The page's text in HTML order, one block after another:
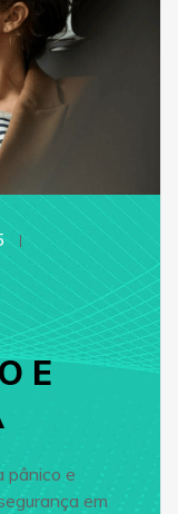
E
pânico e
em